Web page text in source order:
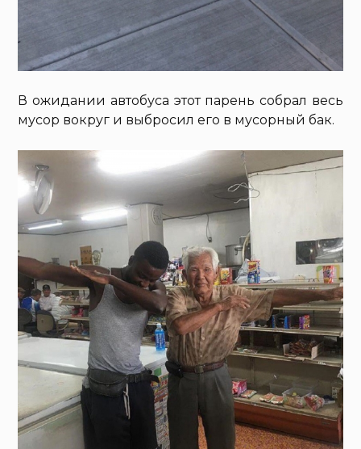
В ожидании автобуса этот парень собрал весь
мусор вокруг и выбросил его в мусорный бак.